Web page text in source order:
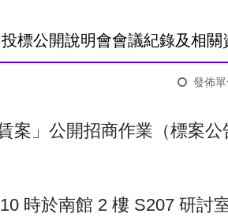
標公開說明會會議紀錄及相關
發佈
」公開招商作業（標案公
時於南館 2 樓 S207 研討